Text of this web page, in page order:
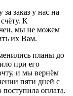
заказ у нас на
К
мы не можем
их Вам.
планы до
при его
и мы вернём
пяти дней с
поступила оплата.